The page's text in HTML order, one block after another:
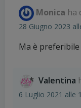
Monica ha
28 Giugno 2023
Ma è
Valentina
6 Luglio 2021 alle